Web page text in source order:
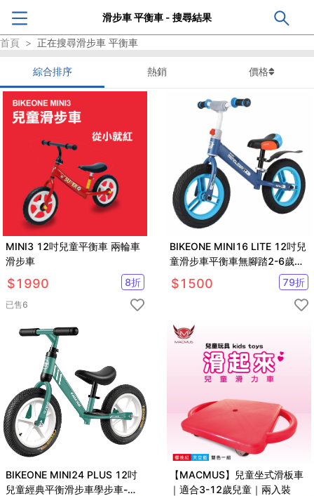
滑步車 平衡車 - 搜尋結果
首頁 > 正在搜尋滑步車 平衡車
綜合排序 熱銷 價格
MINI3 12吋兒童平衡車 兩輪車
滑步車
$1990 8折
已售6
BIKEONE MINI16 LITE 12吋兒
童滑步車平衡車無腳踏2-6歲寶
寶兩輪學步車
$1500 79折
BIKEONE MINI24 PLUS 12吋
兒童經典平衡滑步車學步車-輕
【MACMUS】兒童坐式滑板車
｜適合3-12歲兒童｜兩入裝